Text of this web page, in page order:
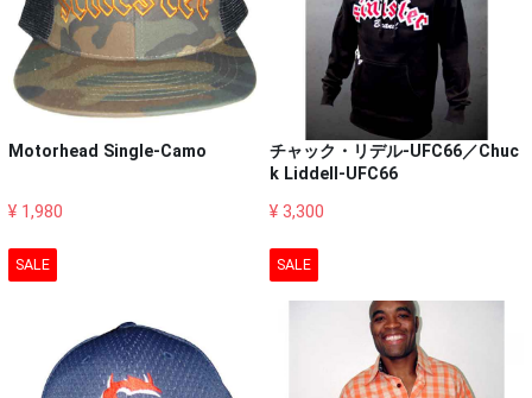
Motorhead Single-Camo
¥ 1,980
チャック・リデル-UFC66／Chuc
k Liddell-UFC66
¥ 3,300
SALE SALE